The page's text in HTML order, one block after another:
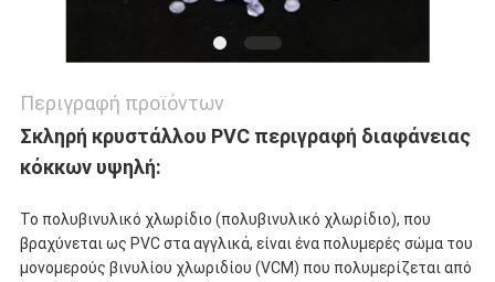
Περιγραφή προϊόντων
Σκληρή κρυστάλλου PVC περιγραφή διαφάνειας
κόκκων υψηλή:
Το πολυβινυλικό χλωρίδιο (πολυβινυλικό χλωρίδιο), που
βραχύνεται ως PVC στα αγγλικά, είναι ένα πολυμερές σώμα του
μονομερούς βινυλίου χλωριδίου (VCM) που πολυμερίζεται από